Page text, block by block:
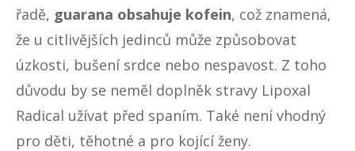
řadě, guarana obsahuje kofein, což znamená,
že u citlivějších jedinců může způsobovat
úzkosti, bušení srdce nebo nespavost. Z toho
důvodu by se neměl doplněk stravy Lipoxal
Radical užívat před spaním. Také není vhodný
pro děti, těhotné a pro kojící ženy.